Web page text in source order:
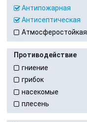
Антипожарная
Антисептическая
Атмосферостойкая
Противодействие
гниение
грибок
насекомые
плесень